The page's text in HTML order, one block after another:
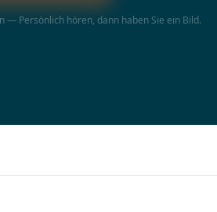
— Persönlich hören, dann haben Sie ein Bild.